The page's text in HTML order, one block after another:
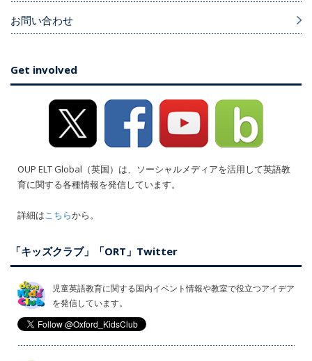
お問い合わせ
Get involved
OUP ELT Global（英国）は、ソーシャルメディアを活用して英語教
育に関する各種情報を発信しています。
詳細はこちらから。
「キッズクラブ」「ORT」Twitter
児童英語教育に関する国内イベント情報や教室で役立つアイデア
を発信しています。